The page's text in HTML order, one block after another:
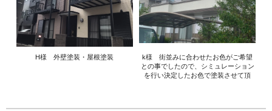
H様 外壁塗装・屋根塗装
k様 街並みに合わせたお色がご希望
との事でしたので、シミュレーション
を行い決定したお色で塗装させて頂